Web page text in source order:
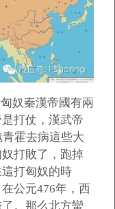
奴秦漢帝國有兩
打仗，漢武帝
霍去病這些大
打敗了，跑掉
打匈奴的時
公元476年，西
。那么北方蠻